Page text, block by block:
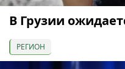
В Грузии
РЕГИОН